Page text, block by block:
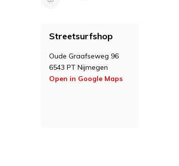
Streetsurfshop
Oude Graafseweg 96
6543 PT Nijmegen
Open in Google Maps